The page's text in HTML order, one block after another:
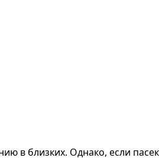
в близких. Однако, если